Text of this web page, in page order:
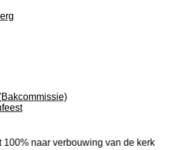
100% naar verbouwing van de kerk